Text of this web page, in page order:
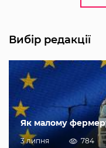
Вибір редакції
Як малому
3 липня 784